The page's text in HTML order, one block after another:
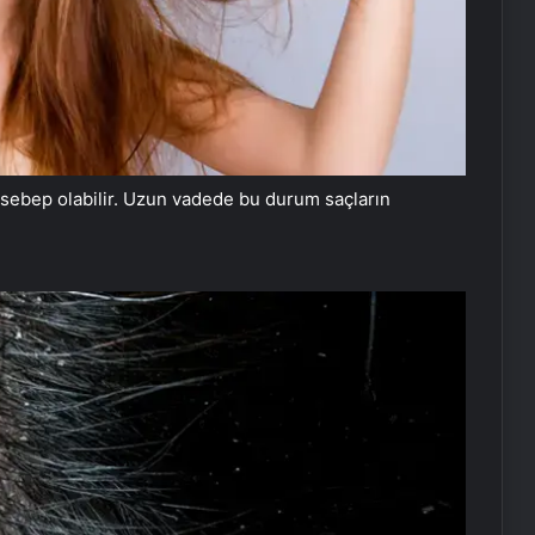
olabilir. Uzun vadede bu durum saçların